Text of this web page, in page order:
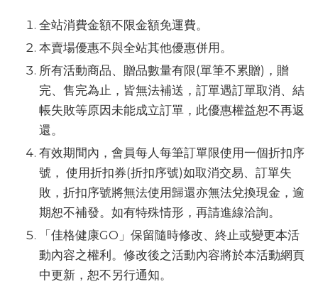
全站消費金額不限金額免運費。
本賣場優惠不與全站其他優惠併用。
所有活動商品、贈品數量有限(單筆不累贈)，贈
完、售完為止，皆無法補送，訂單遇訂單取消、結
帳失敗等原因未能成立訂單，此優惠權益恕不再返
還。
有效期間內，會員每人每筆訂單限使用一個折扣序
號， 使用折扣券(折扣序號)如取消交易、訂單失
敗，折扣序號將無法使用歸還亦無法兌換現金，逾
期恕不補發。如有特殊情形，再請進線洽詢。
「佳格健康GO」保留隨時修改、終止或變更本活
動內容之權利。修改後之活動內容將於本活動網頁
中更新，恕不另行通知。